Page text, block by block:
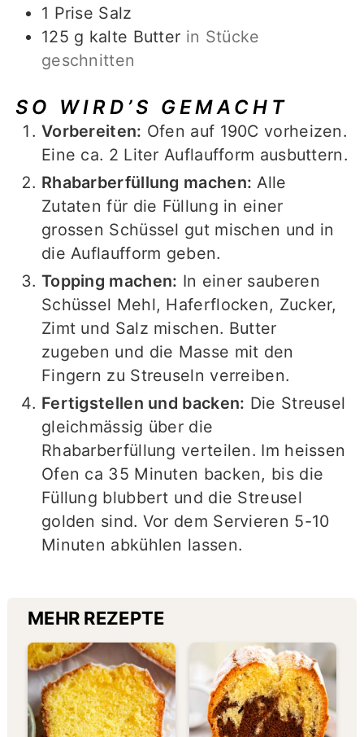
1 Prise Salz
125 g kalte Butter in Stücke
geschnitten
SO WIRD’S GEMACHT
Vorbereiten: Ofen auf 190C vorheizen.
Eine ca. 2 Liter Auflaufform ausbuttern.
Rhabarberfüllung machen: Alle
Zutaten für die Füllung in einer
grossen Schüssel gut mischen und in
die Auflaufform geben.
Topping machen: In einer sauberen
Schüssel Mehl, Haferflocken, Zucker,
Zimt und Salz mischen. Butter
zugeben und die Masse mit den
Fingern zu Streuseln verreiben.
Fertigstellen und backen: Die Streusel
gleichmässig über die
Rhabarberfüllung verteilen. Im heissen
Ofen ca 35 Minuten backen, bis die
Füllung blubbert und die Streusel
golden sind. Vor dem Servieren 5-10
Minuten abkühlen lassen.
MEHR REZEPTE